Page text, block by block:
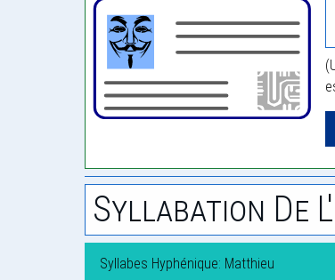
Syllabation De
Syllabes Hyphénique: Matthieu